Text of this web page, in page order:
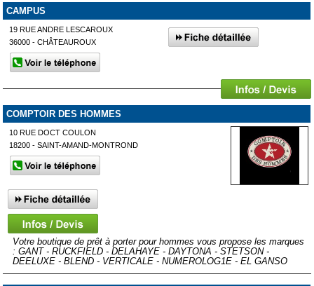
CAMPUS
19 RUE ANDRE LESCAROUX
36000 - CHÂTEAUROUX
COMPTOIR DES HOMMES
10 RUE DOCT COULON
18200 - SAINT-AMAND-MONTROND
Votre boutique de prêt à porter pour hommes vous propose les marques
: GANT - RUCKFIELD - DELAHAYE - DAYTONA - STETSON -
DEELUXE - BLEND - VERTICALE - NUMEROLOG1E - EL GANSO